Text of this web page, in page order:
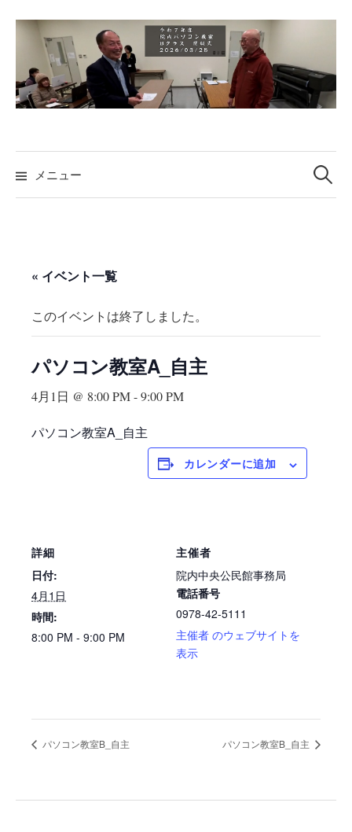
ン
ツ
ッ
プ
メニュー
検
索:
« イベント一覧
このイベントは終了しました。
パソコン教室A_自主
4月1日 @ 8:00 PM-9:00 PM
パソコン教室A_自主
カレンダーに追加
詳細
日付:
4月1日
時間:
8:00 PM - 9:00 PM
主催者
院内中央公民館事務局
電話番号
0978-42-5111
主催者 のウェブサイトを
表示
パソコン教室B_自主 パソコン教室B_自主